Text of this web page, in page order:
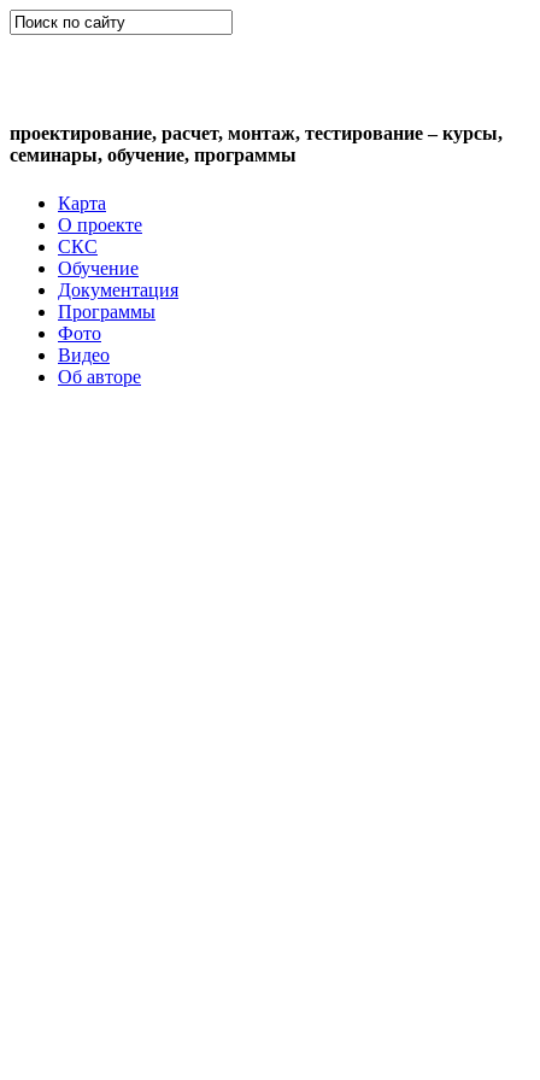
проектирование, расчет, монтаж, тестирование – курсы,
семинары, обучение, программы
Карта
О проекте
СКС
Обучение
Документация
Программы
Фото
Видео
Об авторе